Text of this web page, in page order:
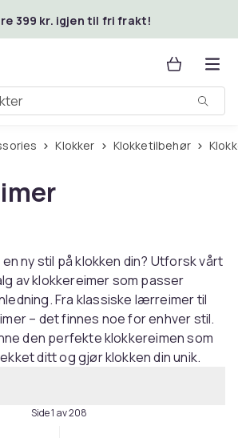
399 kr. igjen til fri frakt!
Klokker Klokketilbehør
ny stil på klokken din? Utforsk vårt
av klokkereimer som passer
Fra klassiske lærreimer til
– det finnes noe for enhver stil.
den perfekte klokkereimen som
ditt og gjør klokken din unik.
Side 1 av 208